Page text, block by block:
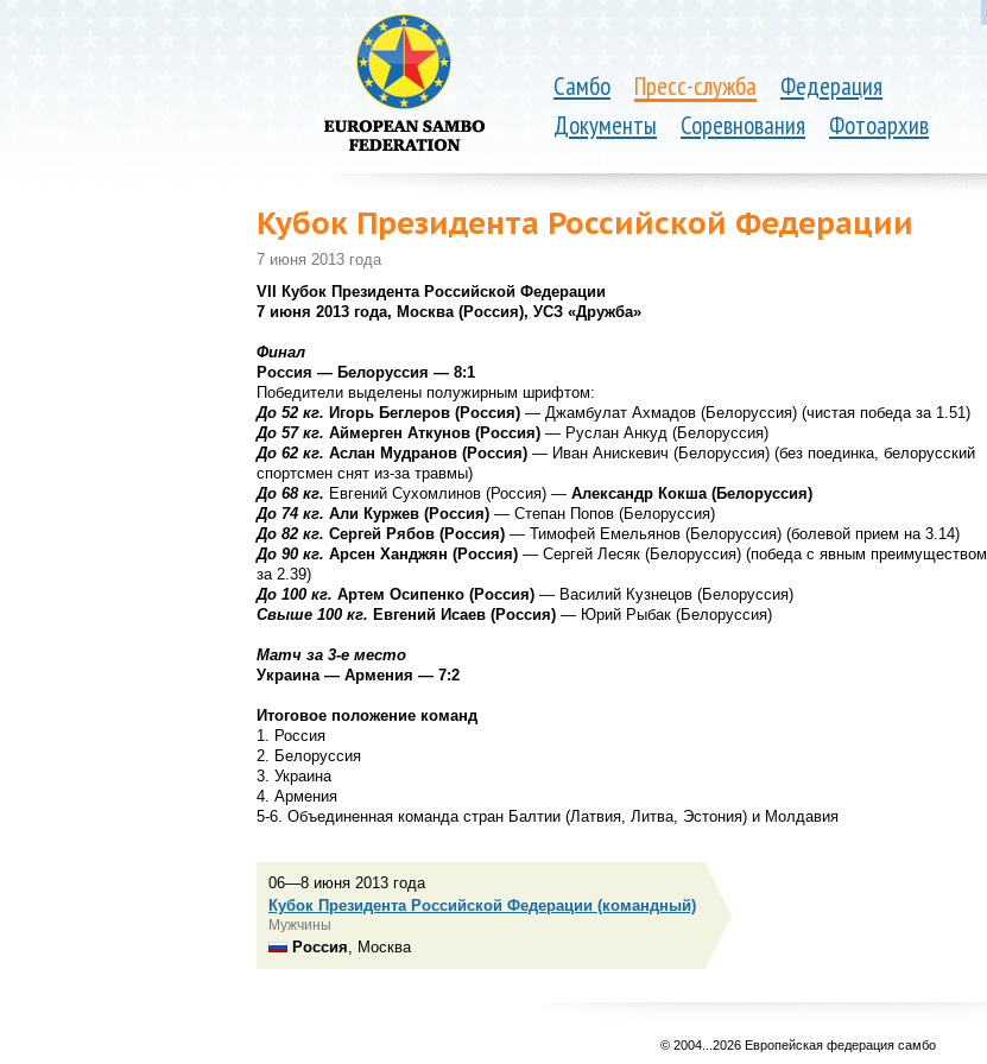
Самбо Пресс-служба
Федерация
Документы
Соревнования Фотоархив
Кубок Президента Российской Федерации
7 июня 2013 года
VII Кубок Президента Российской Федерации
7 июня 2013 года, Москва (Россия), УСЗ «Дружба»
Финал
Россия — Белоруссия — 8:1
Победители выделены полужирным шрифтом:
До 52 кг. Игорь Беглеров (Россия) — Джамбулат Ахмадов (Белоруссия) (чистая победа за 1.51)
До 57 кг. Аймерген Аткунов (Россия) — Руслан Анкуд (Белоруссия)
До 62 кг. Аслан Мудранов (Россия) — Иван Анискевич (Белоруссия) (без поединка, белорусский
спортсмен снят из-за травмы)
До 68 кг. Евгений Сухомлинов (Россия) — Александр Кокша (Белоруссия)
До 74 кг. Али Куржев (Россия) — Степан Попов (Белоруссия)
До 82 кг. Сергей Рябов (Россия) — Тимофей Емельянов (Белоруссия) (болевой прием на 3.14)
До 90 кг. Арсен Ханджян (Россия) — Сергей Лесяк (Белоруссия) (победа с явным преимуществом
за 2.39)
До 100 кг. Артем Осипенко (Россия) — Василий Кузнецов (Белоруссия)
Свыше 100 кг. Евгений Исаев (Россия) — Юрий Рыбак (Белоруссия)
Матч за 3-е место
Украина — Армения — 7:2
Итоговое положение команд
1. Россия
2. Белоруссия
3. Украина
4. Армения
5-6. Объединенная команда стран Балтии (Латвия, Литва, Эстония) и Молдавия
06—8 июня 2013 года
Кубок Президента Российской Федерации (командный)
Мужчины
Россия , Москва
© 2004...2026 Европейская федерация самбо